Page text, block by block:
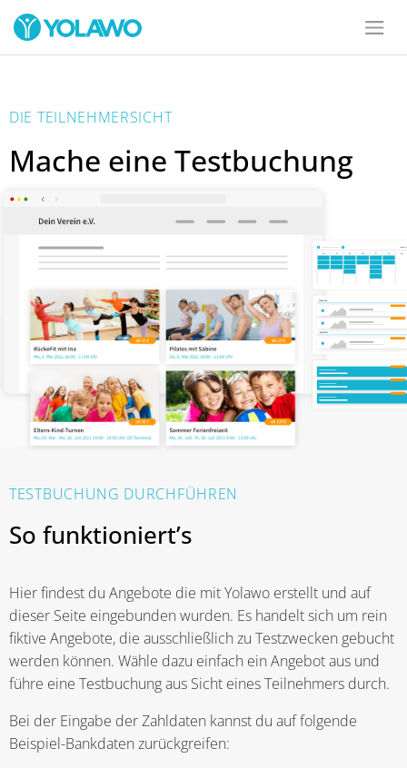
DIE TEILNEHMERSICHT
Mache eine Testbuchung
TESTBUCHUNG DURCHFÜHREN
So funktioniert’s
Hier findest du Angebote die mit Yolawo erstellt und auf
dieser Seite eingebunden wurden. Es handelt sich um rein
fiktive Angebote, die ausschließlich zu Testzwecken gebucht
werden können. Wähle dazu einfach ein Angebot aus und
führe eine Testbuchung aus Sicht eines Teilnehmers durch.
Bei der Eingabe der Zahldaten kannst du auf folgende
Beispiel-Bankdaten zurückgreifen: